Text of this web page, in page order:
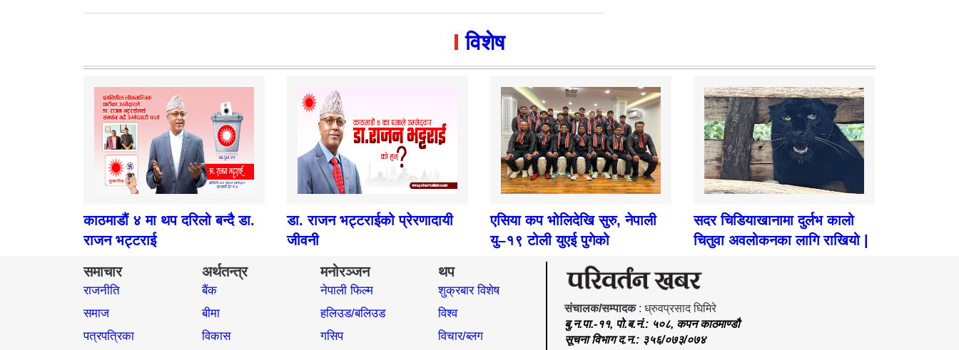
विशेष
काठमाडौं ४ मा थप दरिलो बन्दै डा.
राजन भट्टराई
डा. राजन भट्टराईको प्रेरणादायी
जीवनी
एसिया कप भोलिदेखि सुरु, नेपाली
यु–१९ टोली युएई पुगेको
सदर चिडियाखानामा दुर्लभ कालो
चितुवा अवलोकनका लागि राखियो |
समाचार
राजनीति
समाज​
पत्रपत्रिका
अर्थतन्त्र
बैंक
बीमा
विकास
मनोरञ्जन
नेपाली फिल्म
हलिउड/बलिउड
गसिप
थप
शुक्रबार विशेष
विश्व
विचार/ब्लग
संचालक/सम्पादक: ध्रुवप्रसाद घिमिरे
बु.न.पा.-११, पो.ब.नं.: ५०८, कपन काठमाण्डौ
सूचना विभाग द.न.: ३५६/०७३/०७४